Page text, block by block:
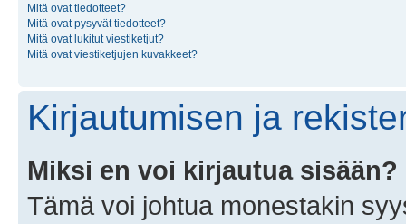
Mitä ovat tiedotteet?
Mitä ovat pysyvät tiedotteet?
Mitä ovat lukitut viestiketjut?
Mitä ovat viestiketjujen kuvakkeet?
Kirjautumisen ja
Miksi en voi kirjautua sisään?
Tämä voi johtua monestakin